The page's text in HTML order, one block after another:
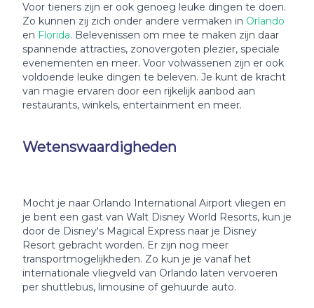
Voor tieners zijn er ook genoeg leuke dingen te doen.
Zo kunnen zij zich onder andere vermaken in Orlando
en Florida. Belevenissen om mee te maken zijn daar
spannende attracties, zonovergoten plezier, speciale
evenementen en meer. Voor volwassenen zijn er ook
voldoende leuke dingen te beleven. Je kunt de kracht
van magie ervaren door een rijkelijk aanbod aan
restaurants, winkels, entertainment en meer.
Wetenswaardigheden
Mocht je naar Orlando International Airport vliegen en
je bent een gast van Walt Disney World Resorts, kun je
door de Disney's Magical Express naar je Disney
Resort gebracht worden. Er zijn nog meer
transportmogelijkheden. Zo kun je je vanaf het
internationale vliegveld van Orlando laten vervoeren
per shuttlebus, limousine of gehuurde auto.